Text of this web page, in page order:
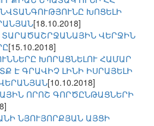
ԽՈՑԵԼԻ
[18.10.2018]
ՎԵՐՋԻՆ
[15.10.2018]
ԽՈՐԱՑՆԵԼՈՒ ՀԱՄԱՐ
Է ԳՐԱՎԻՉ ԼԻՆԻ ԻՍՐԱՅԵԼԻ
[10.10.2018]
ՈՐՈՇ ԳՈՐԾԸՆԹԱՑՆԵՐԻ
ՆՅՈՒՅՈՐՔՅԱՆ ԱՅՑԻ